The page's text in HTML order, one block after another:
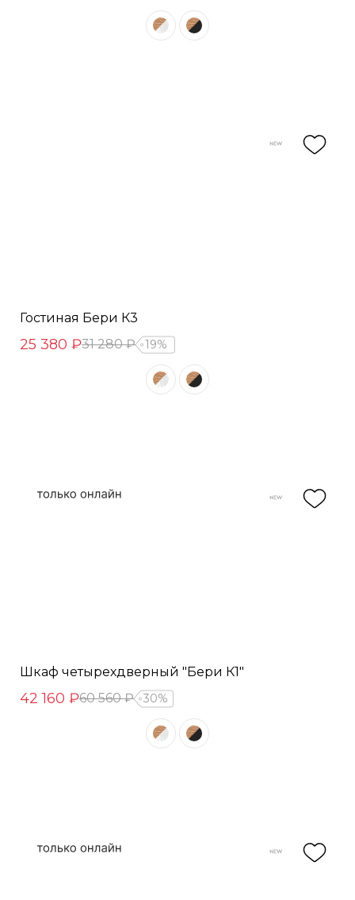
Гостиная Бери К3
25 380 ₽31 280 ₽ 19%
Шкаф четырехдверный "Бери К1"
42 160 ₽60 560 ₽ 30%